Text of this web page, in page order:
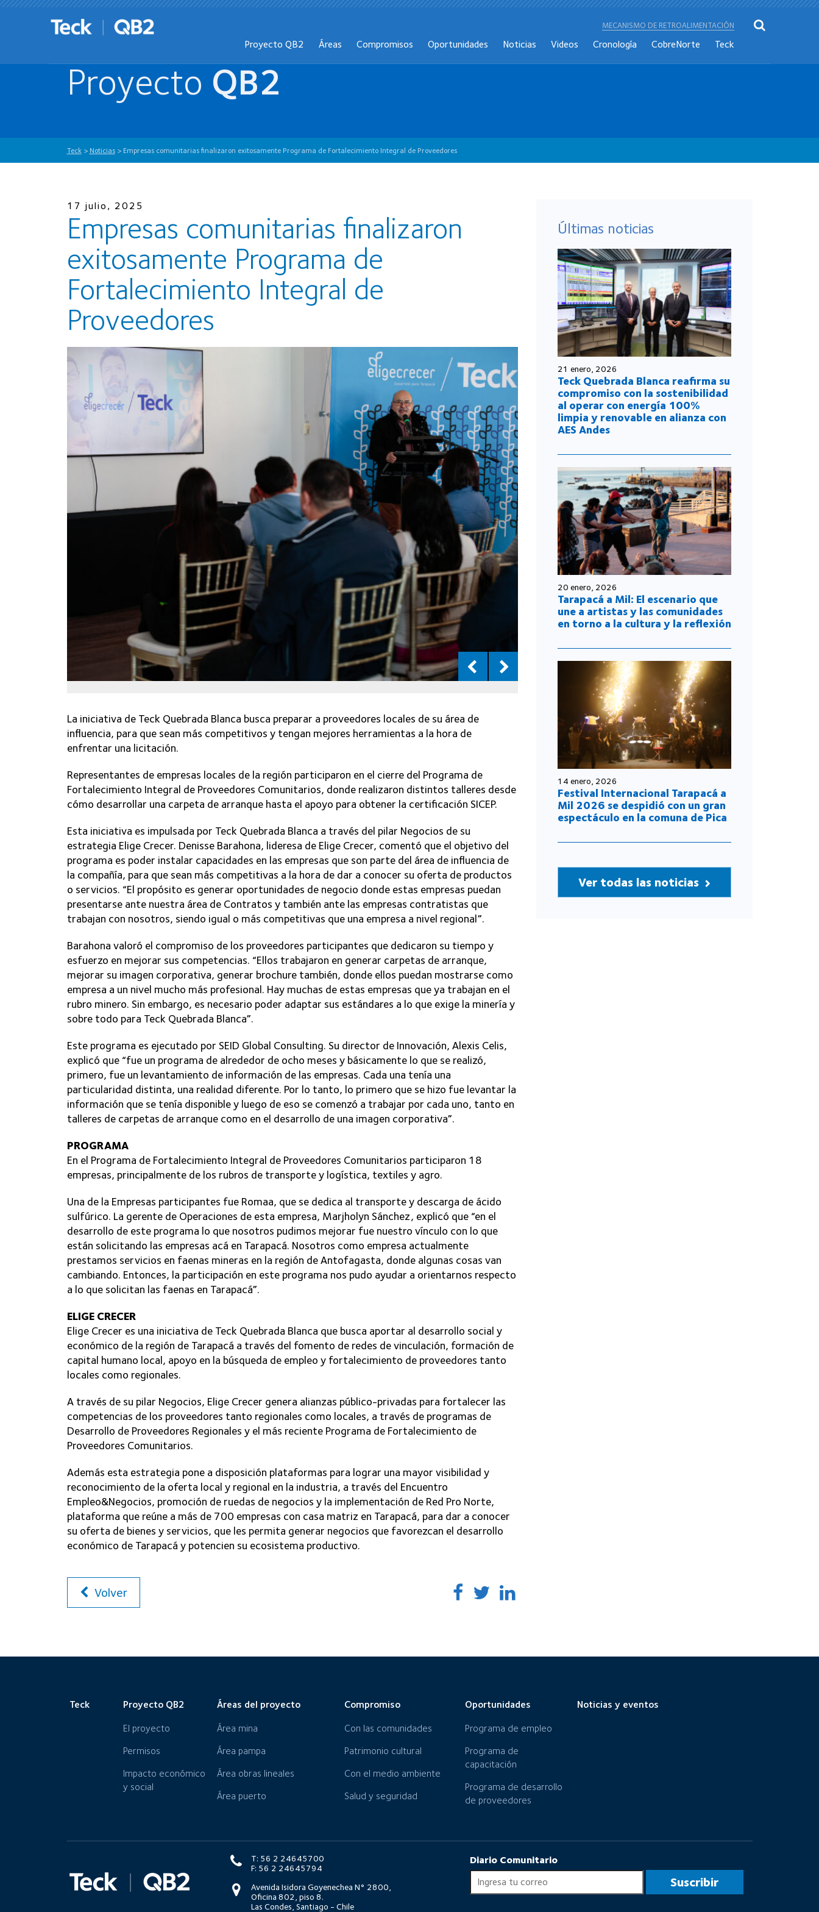
MECANISMO DE RETROALIMENTACIÓN
Proyecto QB2 Áreas Compromisos Oportunidades Noticias Videos Cronología CobreNorte Teck
Proyecto QB2
Teck> Noticias> Empresas comunitarias finalizaron exitosamente Programa de Fortalecimiento Integral de Proveedores
17 julio, 2025
Empresas comunitarias finalizaron
exitosamente Programa de
Fortalecimiento Integral de
Proveedores
La iniciativa de Teck Quebrada Blanca busca preparar a proveedores locales de su área de
influencia, para que sean más competitivos y tengan mejores herramientas a la hora de
enfrentar una licitación.
Representantes de empresas locales de la región participaron en el cierre del Programa de
Fortalecimiento Integral de Proveedores Comunitarios, donde realizaron distintos talleres desde
cómo desarrollar una carpeta de arranque hasta el apoyo para obtener la certificación SICEP.
Esta iniciativa es impulsada por Teck Quebrada Blanca a través del pilar Negocios de su
estrategia Elige Crecer. Denisse Barahona, lideresa de Elige Crecer, comentó que el objetivo del
programa es poder instalar capacidades en las empresas que son parte del área de influencia de
la compañía, para que sean más competitivas a la hora de dar a conocer su oferta de productos
o servicios. “El propósito es generar oportunidades de negocio donde estas empresas puedan
presentarse ante nuestra área de Contratos y también ante las empresas contratistas que
trabajan con nosotros, siendo igual o más competitivas que una empresa a nivel regional”.
Barahona valoró el compromiso de los proveedores participantes que dedicaron su tiempo y
esfuerzo en mejorar sus competencias. “Ellos trabajaron en generar carpetas de arranque,
mejorar su imagen corporativa, generar brochure también, donde ellos puedan mostrarse como
empresa a un nivel mucho más profesional. Hay muchas de estas empresas que ya trabajan en el
rubro minero. Sin embargo, es necesario poder adaptar sus estándares a lo que exige la minería y
sobre todo para Teck Quebrada Blanca”.
Este programa es ejecutado por SEID Global Consulting. Su director de Innovación, Alexis Celis,
explicó que “fue un programa de alrededor de ocho meses y básicamente lo que se realizó,
primero, fue un levantamiento de información de las empresas. Cada una tenía una
particularidad distinta, una realidad diferente. Por lo tanto, lo primero que se hizo fue levantar la
información que se tenía disponible y luego de eso se comenzó a trabajar por cada uno, tanto en
talleres de carpetas de arranque como en el desarrollo de una imagen corporativa”.
PROGRAMA
En el Programa de Fortalecimiento Integral de Proveedores Comunitarios participaron 18
empresas, principalmente de los rubros de transporte y logística, textiles y agro.
Una de la Empresas participantes fue Romaa, que se dedica al transporte y descarga de ácido
sulfúrico. La gerente de Operaciones de esta empresa, Marjholyn Sánchez, explicó que “en el
desarrollo de este programa lo que nosotros pudimos mejorar fue nuestro vínculo con lo que
están solicitando las empresas acá en Tarapacá. Nosotros como empresa actualmente
prestamos servicios en faenas mineras en la región de Antofagasta, donde algunas cosas van
cambiando. Entonces, la participación en este programa nos pudo ayudar a orientarnos respecto
a lo que solicitan las faenas en Tarapacá”.
ELIGE CRECER
Elige Crecer es una iniciativa de Teck Quebrada Blanca que busca aportar al desarrollo social y
económico de la región de Tarapacá a través del fomento de redes de vinculación, formación de
capital humano local, apoyo en la búsqueda de empleo y fortalecimiento de proveedores tanto
locales como regionales.
A través de su pilar Negocios, Elige Crecer genera alianzas público-privadas para fortalecer las
competencias de los proveedores tanto regionales como locales, a través de programas de
Desarrollo de Proveedores Regionales y el más reciente Programa de Fortalecimiento de
Proveedores Comunitarios.
Además esta estrategia pone a disposición plataformas para lograr una mayor visibilidad y
reconocimiento de la oferta local y regional en la industria, a través del Encuentro
Empleo&Negocios, promoción de ruedas de negocios y la implementación de Red Pro Norte,
plataforma que reúne a más de 700 empresas con casa matriz en Tarapacá, para dar a conocer
su oferta de bienes y servicios, que les permita generar negocios que favorezcan el desarrollo
económico de Tarapacá y potencien su ecosistema productivo.
Volver
Últimas noticias
21 enero, 2026
Teck Quebrada Blanca reafirma su
compromiso con la sostenibilidad
al operar con energía 100%
limpia y renovable en alianza con
AES Andes
20 enero, 2026
Tarapacá a Mil: El escenario que
une a artistas y las comunidades
en torno a la cultura y la reflexión
14 enero, 2026
Festival Internacional Tarapacá a
Mil 2026 se despidió con un gran
espectáculo en la comuna de Pica
Ver todas las noticias
Teck Proyecto QB2
El proyecto
Permisos
Impacto económico
y social
Áreas del proyecto
Área mina
Área pampa
Área obras lineales
Área puerto
Compromiso
Con las comunidades
Patrimonio cultural
Con el medio ambiente
Salud y seguridad
Oportunidades
Programa de empleo
Programa de
capacitación
Programa de desarrollo
de proveedores
Noticias y eventos
T: 56 2 24645700
F: 56 2 24645794
Avenida Isidora Goyenechea N° 2800,
Oficina 802, piso 8.
Las Condes, Santiago - Chile
Diario Comunitario